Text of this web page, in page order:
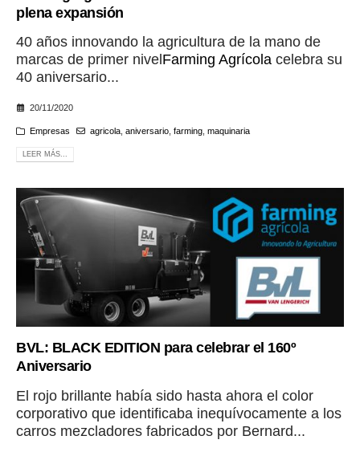
plena expansión
40 años innovando la agricultura de la mano de
marcas de primer nivel Farming Agrícola celebra su
40 aniversario...
20/11/2020
Empresas agricola, aniversario, farming, maquinaria
LEER MÁS...
BVL: BLACK EDITION para celebrar el 160º
Aniversario
El rojo brillante había sido hasta ahora el color
corporativo que identificaba inequívocamente a los
carros mezcladores fabricados por Bernard...